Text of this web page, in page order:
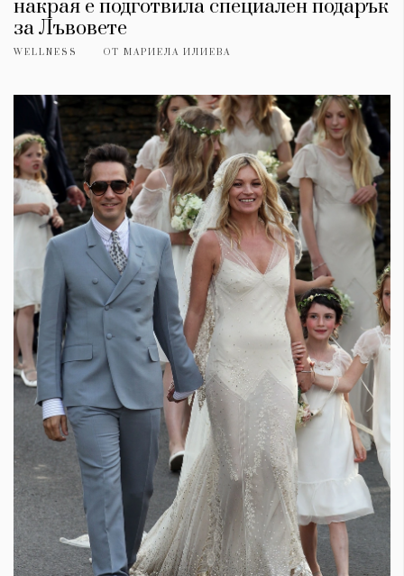
накрая е подготвила специален подарък
за Лъвовете
WELLNESS ОТ МАРИЕЛА ИЛИЕВА